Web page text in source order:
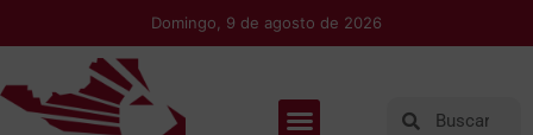
Domingo, 9 de agosto de 2026